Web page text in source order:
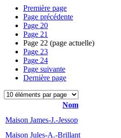
Première page
Page précédente
Page 20
Page 21
Page 22 (page actuelle)
Page 23
Page 24
Page suivante
Dernière page
Nom
Maison James-J.-Jessop
Maison Jules-A.-Brillant